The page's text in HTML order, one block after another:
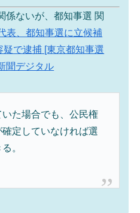
係ないが、都知事選 関
表、都知事選に立候補
で逮捕 [東京都知事選
聞デジタル
た場合でも、公民権
定していなければ選
。